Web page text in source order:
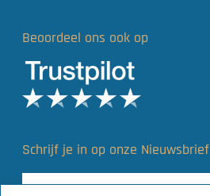
Beoordeel ons ook op
Schrijf je in op onze Nieuwsbrief